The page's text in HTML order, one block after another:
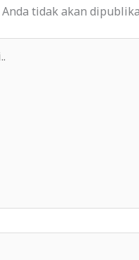
tidak akan